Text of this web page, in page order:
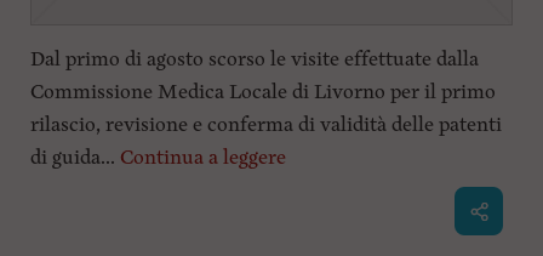
Dal primo di agosto scorso le visite effettuate dalla
Commissione Medica Locale di Livorno per il primo
rilascio, revisione e conferma di validità delle patenti
di guida... Continua a leggere